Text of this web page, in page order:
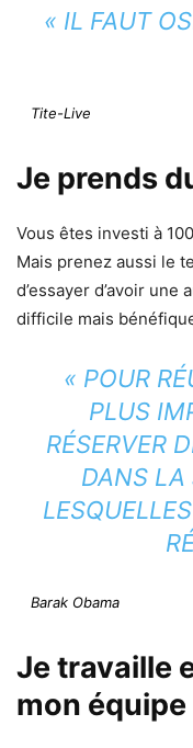
« IL FAUT
Tite-Live
Je prends
Vous êtes investi à
Mais prenez aussi le
d’essayer d’avoir une
difficile mais
« POUR
PLUS
RÉSERVER
DANS LA
Barak Obama
Je travaille
mon équipe